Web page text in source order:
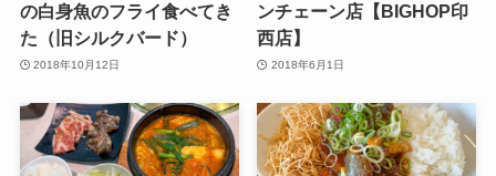
の白身魚のフライ食べてき
た（旧シルクバード）
2018年10月12日
ンチェーン店【BIGHOP印
西店】
2018年6月1日